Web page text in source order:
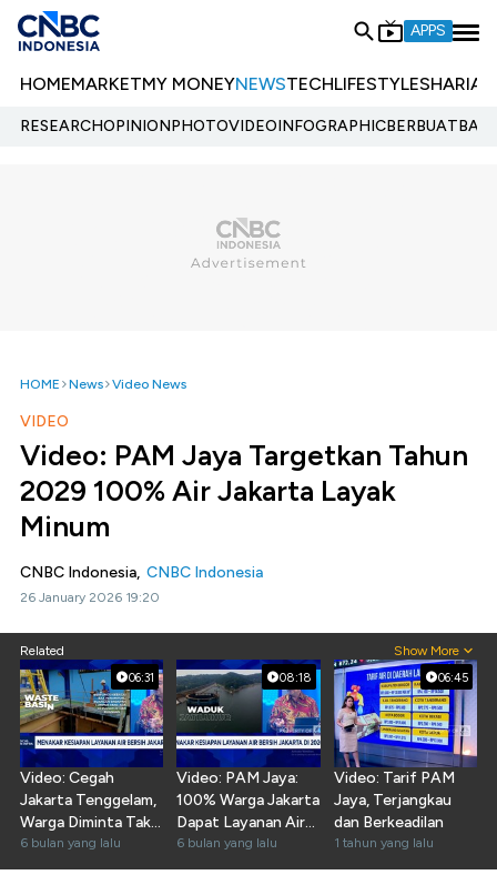
APPS
HOMEMARKETMY MONEYNEWSTECHLIFESTYLESHARIA
RESEARCHOPINIONPHOTOVIDEOINFOGRAPHIC
HOME News Video News
VIDEO
Video: PAM Jaya Targetkan Tahun
2029 100% Air Jakarta Layak
Minum
CNBC Indonesia, CNBC Indonesia
26 January 2026 19:20
Related Show More
06:31
Video: Cegah
Jakarta Tenggelam,
Warga Diminta Tak
Pakai Air Tanah
6 bulan yang lalu
08:18
Video: PAM Jaya:
100% Warga Jakarta
Dapat Layanan Air
Bersih di 2029
6 bulan yang lalu
06:45
Video: Tarif PAM
Jaya, Terjangkau
dan Berkeadilan
1 tahun yang lalu